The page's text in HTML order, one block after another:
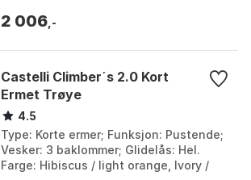
Mountain fog, Past...
2 006 ,-
Castelli Climber´s 2.0 Kort
Ermet Trøye
4.5
Type: Korte ermer; Funksjon: Pustende;
Vesker: 3 baklommer; Glidelås: Hel.
Farge: Hibiscus / light orange, Ivory /